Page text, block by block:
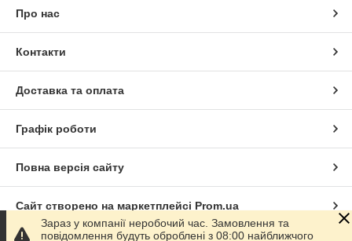
Про нас
Контакти
Доставка та оплата
Графік роботи
Повна версія сайту
Сайт створено на маркетплейсі Prom.ua
Зараз у компанії неробочий час. Замовлення та
повідомлення будуть оброблені з 08:00 найближчого